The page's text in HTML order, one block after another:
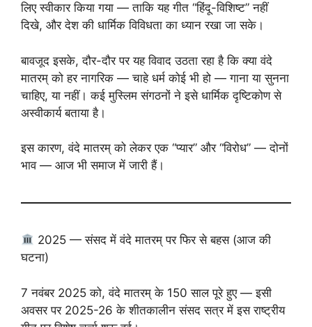
लिए स्वीकार किया गया — ताकि यह गीत “हिंदू-विशिष्ट” नहीं
दिखे, और देश की धार्मिक विविधता का ध्यान रखा जा सके।
बावजूद इसके, दौर-दौर पर यह विवाद उठता रहा है कि क्या वंदे
मातरम् को हर नागरिक — चाहे धर्म कोई भी हो — गाना या सुनना
चाहिए, या नहीं। कई मुस्लिम संगठनों ने इसे धार्मिक दृष्टिकोण से
अस्वीकार्य बताया है।
इस कारण, वंदे मातरम् को लेकर एक “प्यार” और “विरोध” — दोनों
भाव — आज भी समाज में जारी हैं।
2025 — संसद में वंदे मातरम् पर फिर से बहस (आज की
घटना)
7 नवंबर 2025 को, वंदे मातरम् के 150 साल पूरे हुए — इसी
अवसर पर 2025-26 के शीतकालीन संसद सत्र में इस राष्ट्रीय